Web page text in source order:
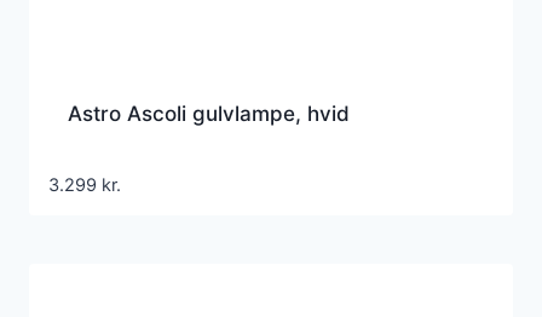
Astro Ascoli gulvlampe, hvid
3.299 kr.